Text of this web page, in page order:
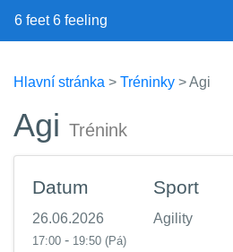
6 feet 6 feeling
Hlavní stránka > Tréninky > Agi
Agi Trénink
Datum
26.06.2026
17:00 - 19:50 (Pá)
Sport
Agility